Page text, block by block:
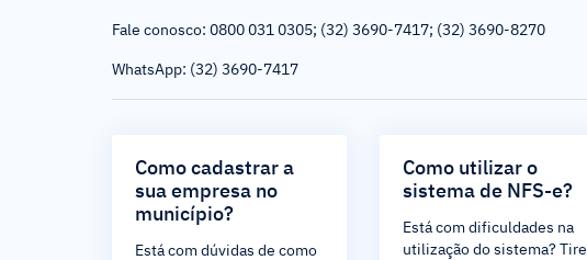
Fale conosco: 0800 031 0305; (32) 3690-7417; (32) 3690-8270
WhatsApp: (32) 3690-7417
Como cadastrar a
sua empresa no
município?
Está com dúvidas de como
Como utilizar o
sistema de NFS-e?
Está com dificuldades na
utilização do sistema? Tire